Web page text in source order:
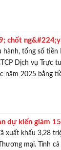
chốt
tổng số tiền
Dịch vụ Trực
năm 2025 bằng
dự kiến giảm
xuất khẩu 3,28
mại. Tính